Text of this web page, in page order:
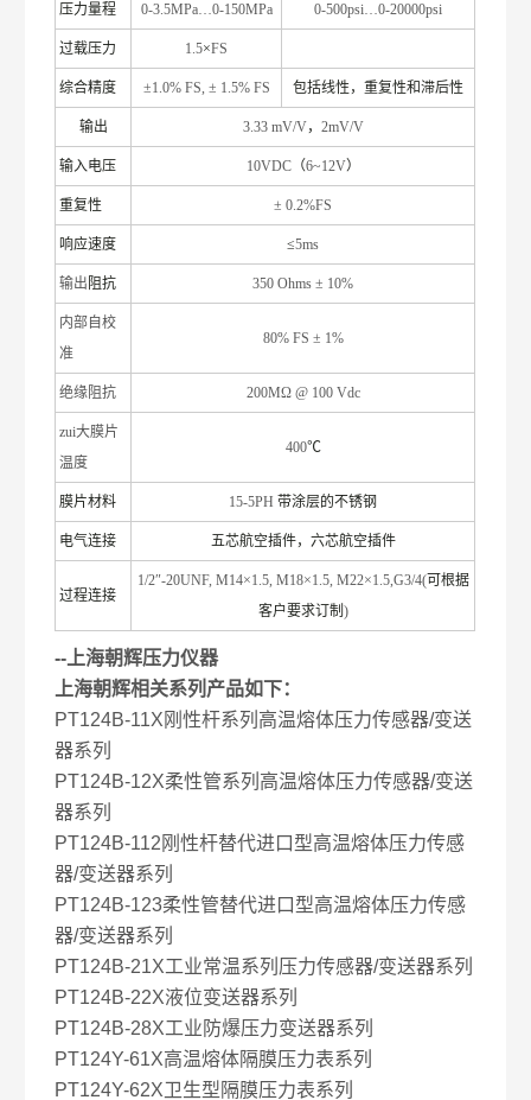
压力量程 0-3.5MPa…0-150MPa 0-500psi…0-20000psi
过载压力 1.5×FS
综合精度 ±1.0% FS, ± 1.5% FS 包括线性，重复性和滞后性
输出 3.33 mV/V， 2mV/V
输入电压 10VDC（6~12V）
重复性 ± 0.2%FS
响应速度 ≤5ms
输出 阻抗 350 Ohms ± 10%
内部自校
准
80% FS ± 1%
绝缘阻抗 200MΩ @ 100 Vdc
zui大膜片
温度
400℃
膜片材料 15-5PH 带涂层的不锈钢
电气连接 五芯航空插件，六芯航空插件
过程连接
1/2″-20UNF, M14×1.5, M18×1.5, M22×1.5,G3/4(可根据
客户要求订制 )
--上海朝辉压力仪器
上海朝辉相关系列产品如下：
PT124B-11X刚性杆系列高温熔体压力传感器/变送
器系列
PT124B-12X柔性管系列高温熔体压力传感器/变送
器系列
PT124B-112刚性杆替代进口型高温熔体压力传感
器/变送器系列
PT124B-123柔性管替代进口型高温熔体压力传感
器/变送器系列
PT124B-21X工业常温系列压力传感器/变送器系列
PT124B-22X液位变送器系列
PT124B-28X工业防爆压力变送器系列
PT124Y-61X高温熔体隔膜压力表系列
PT124Y-62X卫生型隔膜压力表系列